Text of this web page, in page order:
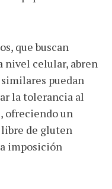
que buscan
nivel celular, abren
puedan
la tolerancia al
ofreciendo un
de gluten
imposición